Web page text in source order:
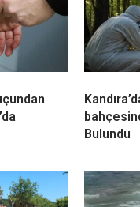
Teslim
Rağmen